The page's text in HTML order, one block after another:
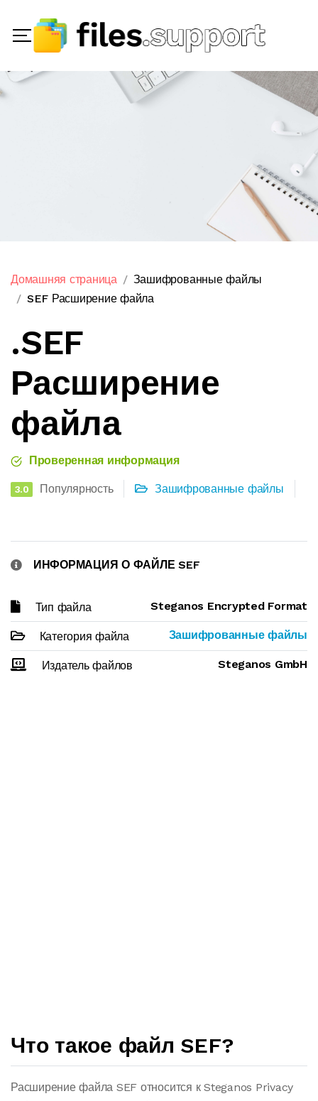
Домашняя страница
Зашифрованные файлы
SEF Расширение файла
.SEF
Расширение
файла
Проверенная информация
3.0 Популярность Зашифрованные файлы
ИНФОРМАЦИЯ О ФАЙЛЕ SEF
Тип файла Steganos Encrypted Format
Категория файла Зашифрованные файлы
Издатель файлов Steganos GmbH
Что такое файл SEF?
Расширение файла SEF относится к Steganos Privacy